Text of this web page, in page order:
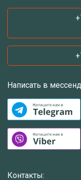
Написать в
Контакты: